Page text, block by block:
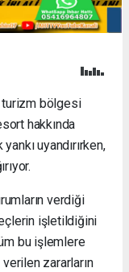
turizm bölgesi
hakkında
uyandırırken,
verdiği
işletildiğini
bu işlemlere
zararların